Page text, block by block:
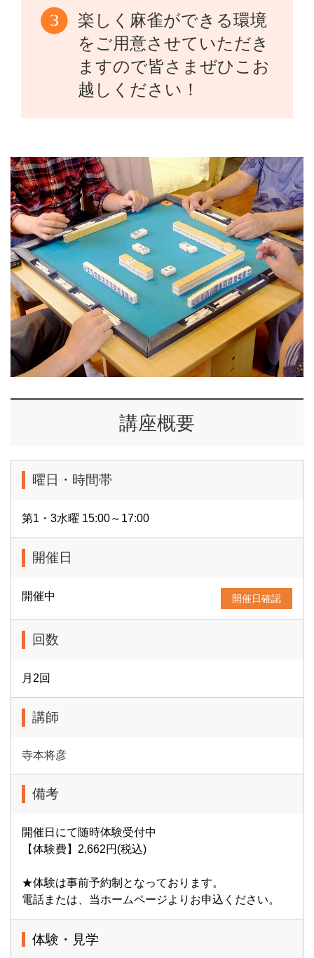
楽しく麻雀ができる環境
をご用意させていただき
ますので皆さまぜひこお
越しください！
講座概要
曜日・時間帯
第1・3水曜 15:00～17:00
開催日
開催中 開催日確認
回数
月2回
講師
寺本将彦
備考
開催日にて随時体験受付中
【体験費】2,662円(税込)
★体験は事前予約制となっております。
電話または、当ホームページよりお申込ください。
体験・見学